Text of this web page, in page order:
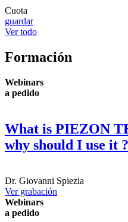
Cuota
guardar
Ver todo
Formación
Webinars
a pedido
What is PIEZON
why should I use it ?
Dr. Giovanni Spiezia
Ver grabación
Webinars
a pedido